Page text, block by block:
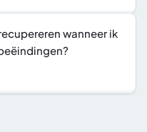
wanneer ik